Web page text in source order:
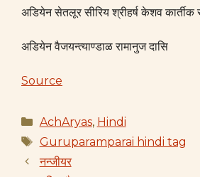
अडियेन सेतलूर सीरिय श्रीहर्ष केशव कार्तीक
अडियेन वैजयन्त्याण्डाळ रामानुज दासि
Source
Categories
AchAryas, Hindi
Tags
Guruparamparai hindi tag
नन्जीयर